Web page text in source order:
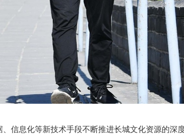
信息化等新技术手段不断推进长城文化资源的深